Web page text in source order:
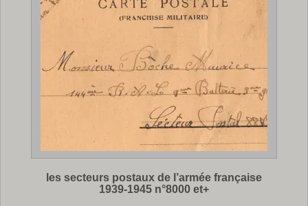
les secteurs postaux de l’armée française
1939-1945 n°8000 et+